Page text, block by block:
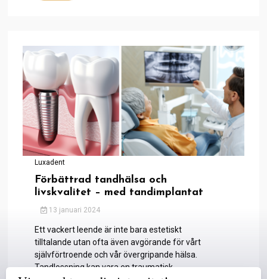
Luxadent
Förbättrad tandhälsa och
livskvalitet – med tandimplantat
13 januari 2024
Ett vackert leende är inte bara estetiskt
tilltalande utan ofta även avgörande för vårt
självförtroende och vår övergripande hälsa.
Tandlossning kan vara en traumatisk